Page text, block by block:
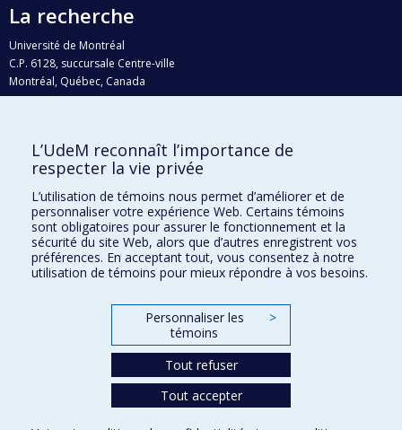
La recherche
Université de Montréal
C.P. 6128, succursale Centre-ville
Montréal, Québec, Canada
H3C 3J7
Qui fait quoi?
Nous trouver
Plan du site
Accessibilité
L’UdeM reconnaît l’importance de
respecter la vie privée
L’utilisation de témoins nous permet d’améliorer et de
personnaliser votre expérience Web. Certains témoins
sont obligatoires pour assurer le fonctionnement et la
sécurité du site Web, alors que d’autres enregistrent vos
préférences. En acceptant tout, vous consentez à notre
utilisation de témoins pour mieux répondre à vos besoins.
Personnaliser les
témoins
>
Tout refuser
Tout accepter